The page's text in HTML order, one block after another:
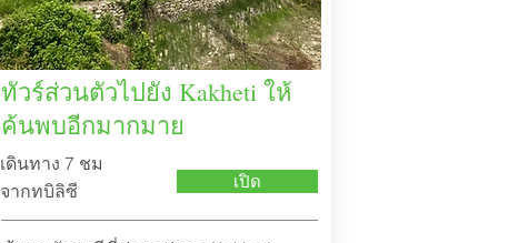
ทัวร์ส่วนตัวไปยัง Kakheti ให้
ค้นพบอีกมากมาย
เดินทาง 7 ชม
จากทบิลิซี เปิด